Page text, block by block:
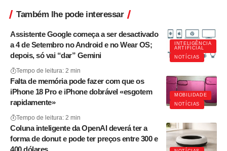
Também lhe pode interessar
INTELIGÊNCIA
ARTIFICIAL
NOTÍCIAS
Assistente Google começa a ser desactivado
a 4 de Setembro no Android e no Wear OS;
depois, só vai “dar” Gemini
Tempo de leitura: 2 min
MOBILIDADE
NOTÍCIAS
Falta de memória pode fazer com que os
iPhone 18 Pro e iPhone dobrável «esgotem
rapidamente»
Tempo de leitura: 2 min
Coluna inteligente da OpenAI deverá ter a
forma de donut e pode ter preços entre 300 e
400 dólares